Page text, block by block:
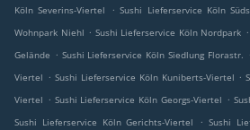
Köln Severins-Viertel
. Sushi Lieferservice Köln
Wohnpark Niehl . Sushi Lieferservice Köln Nordpark .
Gelände . Sushi Lieferservice Köln Siedlung Florastr.
Viertel . Sushi Lieferservice Köln Kuniberts-Viertel .
Viertel . Sushi Lieferservice Köln Georgs-Viertel .
Sushi Lieferservice Köln Gerichts-Viertel
. Sushi